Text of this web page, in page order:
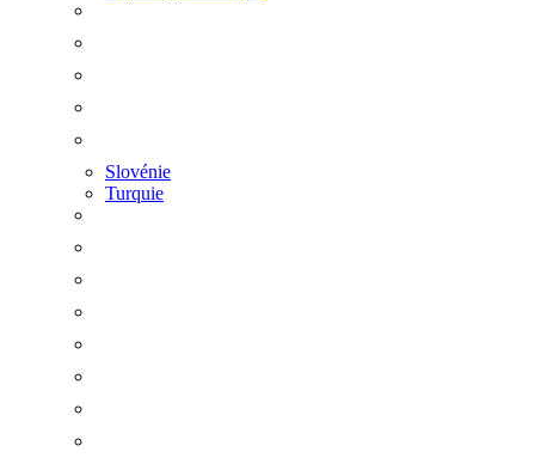
Slovénie
Turquie